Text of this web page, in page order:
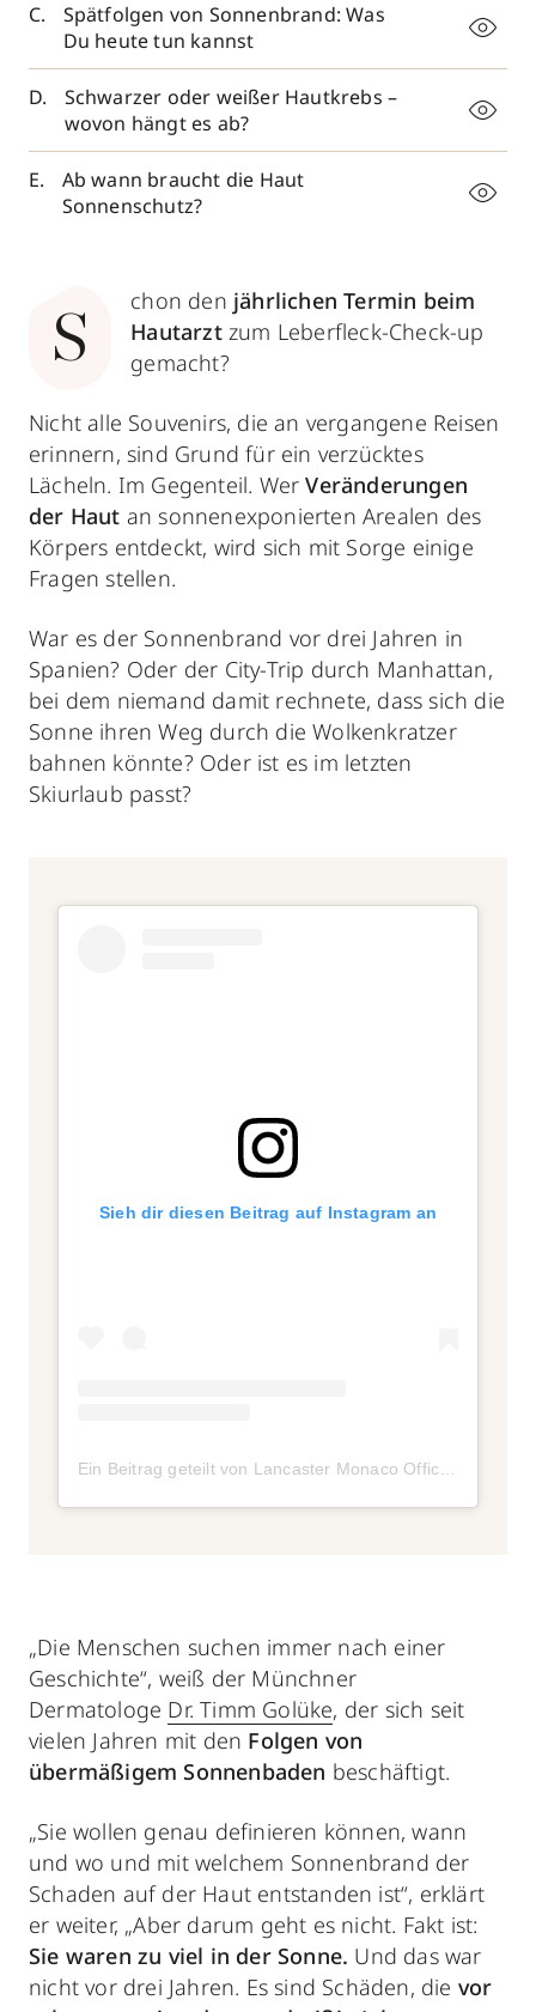
Spätfolgen von Sonnenbrand: Was
Du heute tun kannst
Schwarzer oder weißer Hautkrebs –
wovon hängt es ab?
Ab wann braucht die Haut
Sonnenschutz?
S
chon den jährlichen Termin beim
Hautarztzum Leberfleck-Check-up
gemacht?
Nicht alle Souvenirs, die an vergangene Reisen
erinnern, sind Grund für ein verzücktes
Lächeln. Im Gegenteil. WerVeränderungen
der Haut an sonnenexponierten Arealen des
Körpers entdeckt, wird sich mit Sorge einige
Fragen stellen.
War es der Sonnenbrand vor drei Jahren in
Spanien? Oder der City-Trip durch Manhattan,
bei dem niemand damit rechnete, dass sich die
Sonne ihren Weg durch die Wolkenkratzer
bahnen könnte? Oder ist es im letzten
Skiurlaub passt?
Sieh dir diesen Beitrag auf Instagram an
„Die Menschen suchen immer nach einer
Geschichte“, weiß der Münchner
Dermatologe Dr. Timm Golüke, der sich seit
vielen Jahren mit den Folgen von
übermäßigem Sonnenbaden beschäftigt.
„Sie wollen genau definieren können, wann
und wo und mit welchem Sonnenbrand der
Schaden auf der Haut entstanden ist“, erklärt
er weiter, „Aber darum geht es nicht. Fakt ist:
Sie waren zu viel in der Sonne. Und das war
nicht vor drei Jahren. Es sind Schäden, die vor